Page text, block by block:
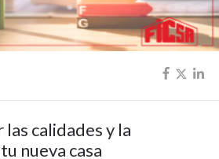
calidades y la
nueva casa